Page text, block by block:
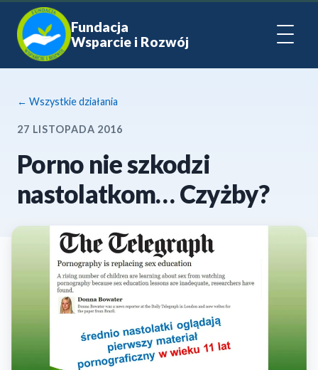
Fundacja
Wsparcie i Rozwój
← Wszystkie działania
27 LISTOPADA 2016
Porno nie szkodzi
nastolatkom… Czyżby?